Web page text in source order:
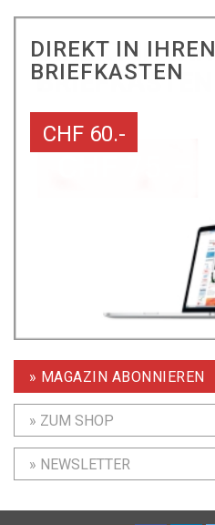
DIREKT IN IHREN
BRIEFKASTEN
CHF 60.-
» MAGAZIN ABONNIEREN
» ZUM SHOP
» NEWSLETTER